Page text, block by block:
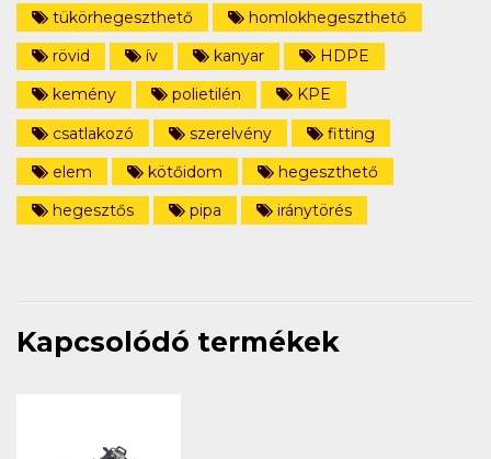
tükörhegeszthető
homlokhegeszthető
rövid
ív kanyar
HDPE
kemény
polietilén
KPE
csatlakozó
szerelvény
fitting
elem
kötőidom
hegeszthető
hegesztős
pipa iránytörés
Kapcsolódó termékek